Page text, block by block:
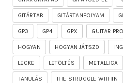
GITÁRTAB GITÁRTANFOLYAM
GP3 GP4 GPX GUITAR PRO
HOGYAN HOGYAN JÁTSZD
LECKE LETÖLTÉS METALLICA
TANULÁS THE STRUGGLE WITHIN